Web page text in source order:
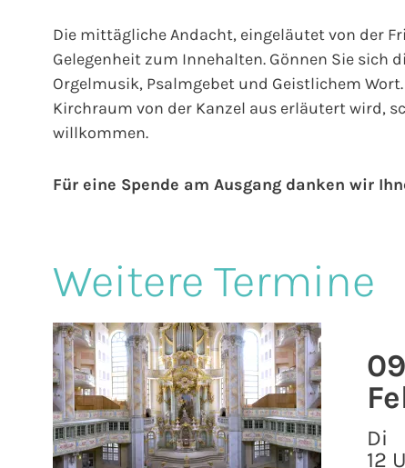
Die mittägliche Andacht, eingeläutet von der
Gelegenheit zum Innehalten. Gönnen Sie sich
Orgelmusik, Psalmgebet und Geistlichem
Kirchraum von der Kanzel aus erläutert wird,
willkommen.
Für eine Spende am Ausgang danken wir
Weitere Termine
09
Di
12